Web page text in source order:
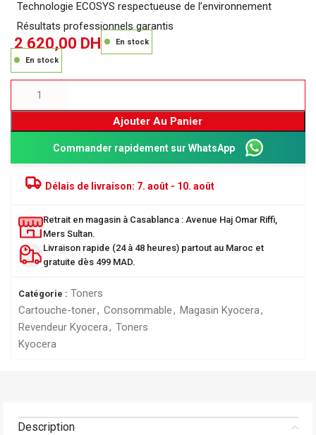
Technologie ECOSYS respectueuse de l’environnement
Résultats professionnels garantis
2 620,00 DH
En stock
En stock
Ajouter Au Panier
Commander rapidement sur WhatsApp
Délais de livraison: 7. août - 10. août
Retrait en magasin à Casablanca : Avenue Haj Omar Riffi,
Mers Sultan.
Livraison rapide (24 à 48 heures) partout au Maroc et
gratuite dès 499 MAD.
Catégorie : Toners
Cartouche-toner, Consommable, Magasin Kyocera,
Revendeur Kyocera, Toners
Kyocera
Description